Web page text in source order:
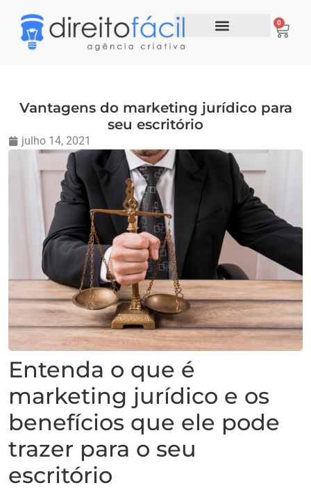
0
Vantagens do marketing jurídico para
seu escritório
julho 14, 2021
Entenda o que é
marketing jurídico e os
benefícios que ele pode
trazer para o seu
escritório